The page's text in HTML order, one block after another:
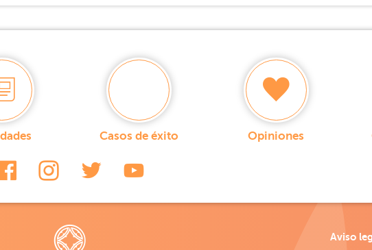
Casos de éxito Opiniones
Aviso